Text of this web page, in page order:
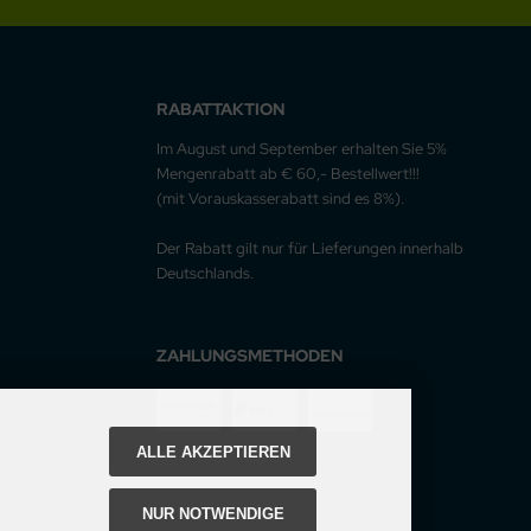
RABATTAKTION
Im August und September erhalten Sie 5%
Mengenrabatt ab € 60,- Bestellwert!!!
(mit Vorauskasserabatt sind es 8%).
Der Rabatt gilt nur für Lieferungen innerhalb
Deutschlands.
ZAHLUNGSMETHODEN
ALLE AKZEPTIEREN
NUR NOTWENDIGE